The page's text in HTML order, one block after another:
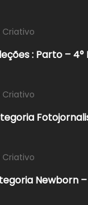
Criativo
: Parto – 4°
Criativo
Criativo
Newborn